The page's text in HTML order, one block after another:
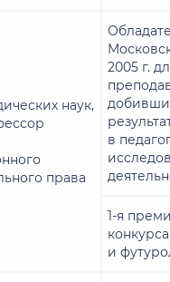
наук,
права
2005 г.
в
1-я
и